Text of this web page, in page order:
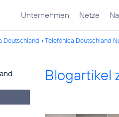
Unternehmen Netze
Deutschland Telefónica Deutschland
Blogartikel